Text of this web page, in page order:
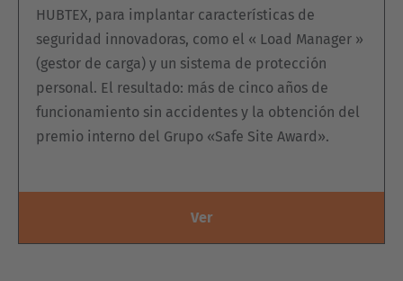
HUBTEX, para implantar características de
seguridad innovadoras, como el « Load Manager »
(gestor de carga) y un sistema de protección
personal. El resultado: más de cinco años de
funcionamiento sin accidentes y la obtención del
premio interno del Grupo «Safe Site Award».
Ver